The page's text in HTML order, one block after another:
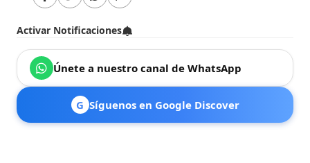
Activar Notificaciones
Únete a nuestro canal de WhatsApp
G Síguenos en Google Discover